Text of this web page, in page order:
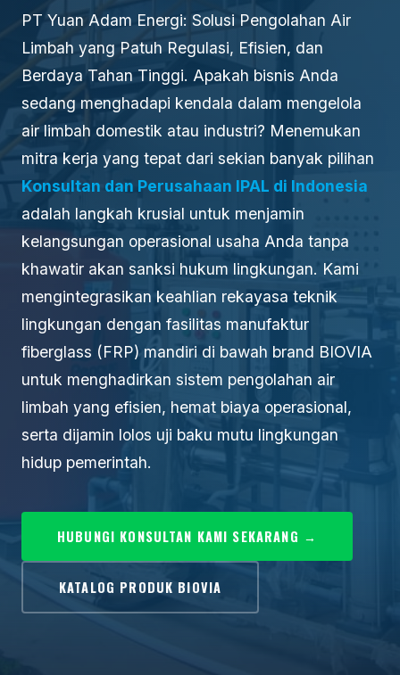
PT Yuan Adam Energi: Solusi Pengolahan Air
Limbah yang Patuh Regulasi, Efisien, dan
Berdaya Tahan Tinggi. Apakah bisnis Anda
sedang menghadapi kendala dalam mengelola
air limbah domestik atau industri? Menemukan
mitra kerja yang tepat dari sekian banyak pilihan
Konsultan dan Perusahaan IPAL di Indonesia
adalah langkah krusial untuk menjamin
kelangsungan operasional usaha Anda tanpa
khawatir akan sanksi hukum lingkungan. Kami
mengintegrasikan keahlian rekayasa teknik
lingkungan dengan fasilitas manufaktur
fiberglass (FRP) mandiri di bawah brand BIOVIA
untuk menghadirkan sistem pengolahan air
limbah yang efisien, hemat biaya operasional,
serta dijamin lolos uji baku mutu lingkungan
hidup pemerintah.
HUBUNGI KONSULTAN KAMI SEKARANG →
KATALOG PRODUK BIOVIA